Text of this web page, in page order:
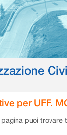
per UFF.
pagina puoi